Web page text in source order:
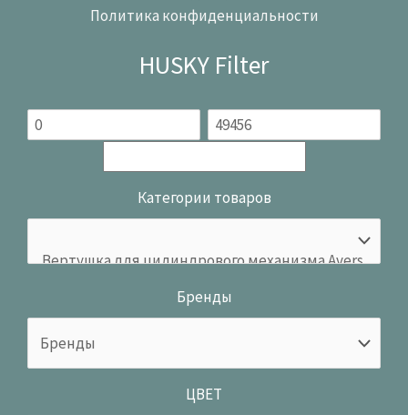
Политика конфиденциальности
HUSKY Filter
Категории товаров
Бренды
ЦВЕТ